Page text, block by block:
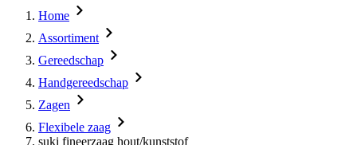
Home
Assortiment
Gereedschap
Handgereedschap
Zagen
Flexibele zaag
suki fineerzaag hout/kunststof